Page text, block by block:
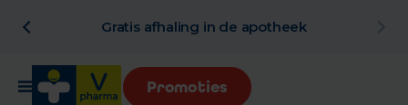
Gratis afhaling in de apotheek
Promoties